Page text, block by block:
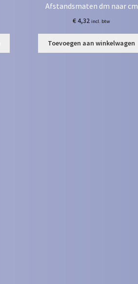
Afstandsmaten dm naar cm
€4,32 incl. btw
Toevoegen aan winkelwagen